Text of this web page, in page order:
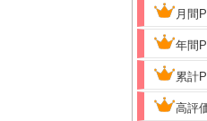
月間
年間
累計
高評